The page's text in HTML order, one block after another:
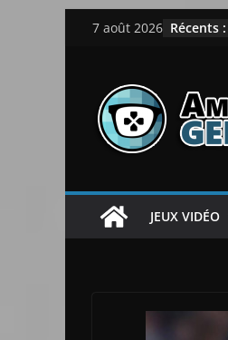
Passer7 août 2026 Récents :
JEUX VIDÉO